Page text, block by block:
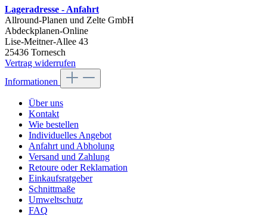
Lageradresse - Anfahrt
Allround-Planen und Zelte GmbH
Abdeckplanen-Online
Lise-Meitner-Allee 43
25436 Tornesch
Vertrag widerrufen
Informationen
Über uns
Kontakt
Wie bestellen
Individuelles Angebot
Anfahrt und Abholung
Versand und Zahlung
Retoure oder Reklamation
Einkaufsratgeber
Schnittmaße
Umweltschutz
FAQ